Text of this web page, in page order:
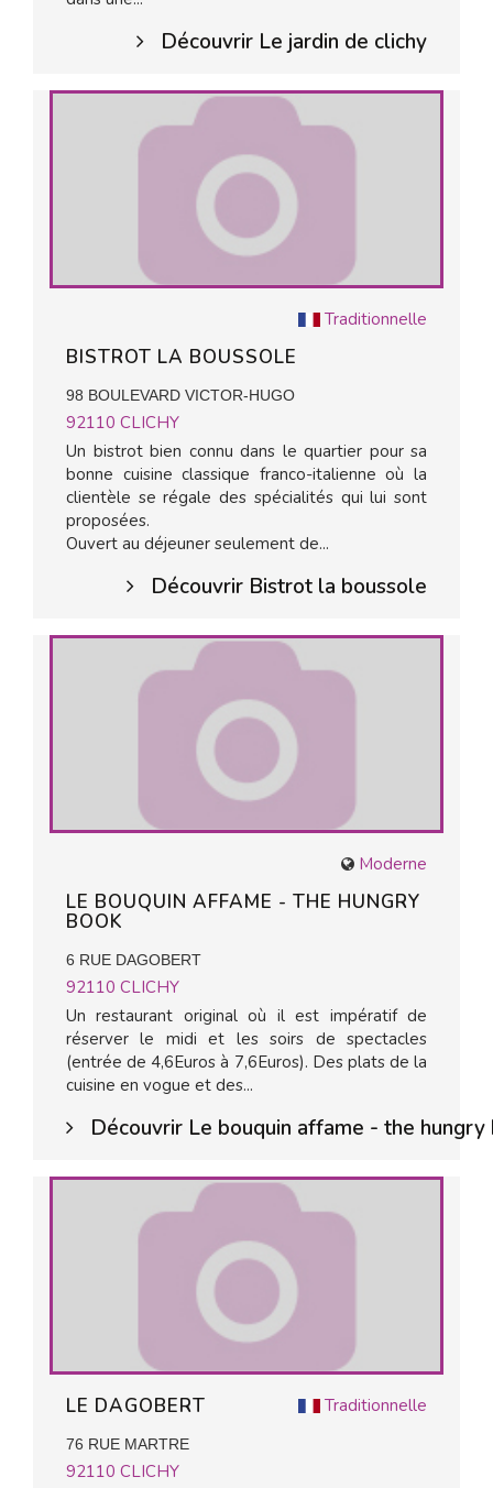
Découvrir Le jardin de clichy
Traditionnelle
BISTROT LA BOUSSOLE
98 BOULEVARD VICTOR-HUGO
92110 CLICHY
Un bistrot bien connu dans le quartier pour sa
bonne cuisine classique franco-italienne où la
clientèle se régale des spécialités qui lui sont
proposées.
Ouvert au déjeuner seulement de...
Découvrir Bistrot la boussole
Moderne
LE BOUQUIN AFFAME - THE HUNGRY
BOOK
6 RUE DAGOBERT
92110 CLICHY
Un restaurant original où il est impératif de
réserver le midi et les soirs de spectacles
(entrée de 4,6Euros à 7,6Euros). Des plats de la
cuisine en vogue et des...
Découvrir Le bouquin affame - the hungry
Traditionnelle
LE DAGOBERT
76 RUE MARTRE
92110 CLICHY